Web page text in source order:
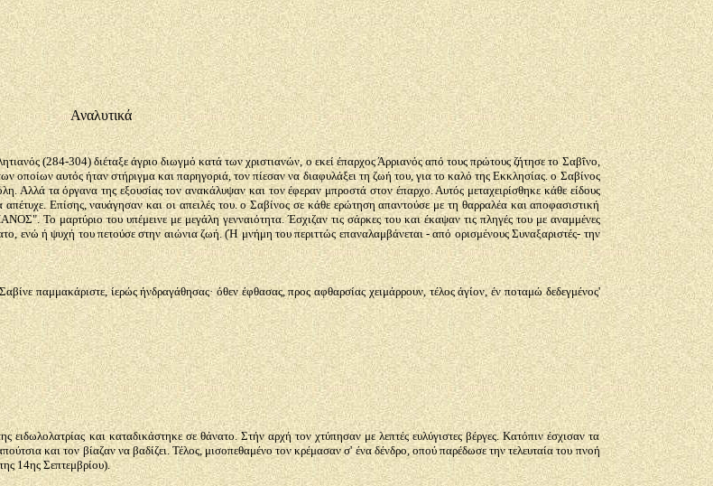
Αναλυτικά
(284-304) διέταξε άγριο διωγμό κατά των χριστιανών, ο εκεί έπαρχος Άρριανός από τους πρώτους ζήτησε το Σαβΐνο,
οποίων αυτός ήταν στήριγμα και παρηγοριά, τον πίεσαν να διαφυλάξει τη ζωή του, για το καλό της Εκκλησίας. ο Σαβίνος
Αλλά τα όργανα της εξουσίας τον ανακάλυψαν και τον έφεραν μπροστά στον έπαρχο. Αυτός μεταχειρίσθηκε κάθε είδους
Επίσης, ναυάγησαν και οι απειλές του. ο Σαβίνος σε κάθε ερώτηση απαντούσε με τη θαρραλέα και αποφασιστική
Το μαρτύριο του υπέμεινε με μεγάλη γενναιότητα. Έσχιζαν τις σάρκες του και έκαψαν τις πληγές του με αναμμένες
ενώ ή ψυχή του πετούσε στην αιώνια ζωή. (Ή μνήμη του περιττώς επαναλαμβάνεται - από ορισμένους Συναξαριστές- την
παμμακάριστε, ίερώς ήνδραγάθησας· όθεν έφθασας, προς αφθαρσίας χειμάρρουν, τέλος άγίον, έν ποταμώ δεδεγμένος'
και καταδικάστηκε σε θάνατο. Στήν αρχή τον χτύπησαν με λεπτές ευλύγιστες βέργες. Κατόπιν έσχισαν τα
και τον βίαζαν να βαδίζει. Τέλος, μισοπεθαμένο τον κρέμασαν σ' ένα δένδρο, οπού παρέδωσε την τελευταία του πνοή
14ης Σεπτεμβρίου).